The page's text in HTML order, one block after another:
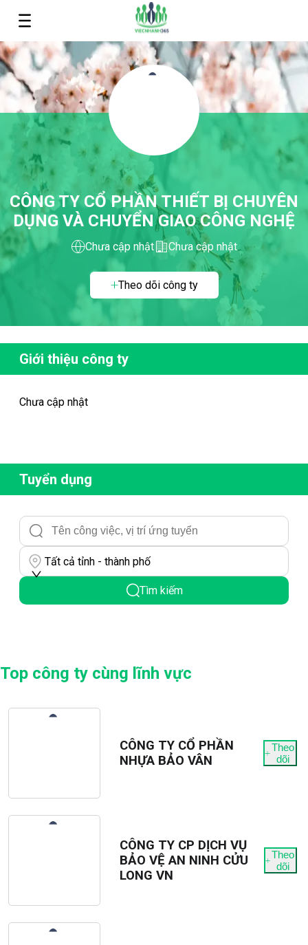
CÔNG TY CỔ PHẦN THIẾT BỊ CHUYÊN
DỤNG VÀ CHUYỂN GIAO CÔNG NGHỆ
Chưa cập nhật Chưa cập nhật
Theo dõi công ty
Giới thiệu công ty
Chưa cập nhật
Tuyển dụng
Tất cả tỉnh - thành phố
Tìm kiếm
Top công ty cùng lĩnh vực
CÔNG TY CỔ PHẦN
NHỰA BẢO VÂN
Theo
dõi
CÔNG TY CP DỊCH VỤ
BẢO VỆ AN NINH CỬU
LONG VN
Theo
dõi